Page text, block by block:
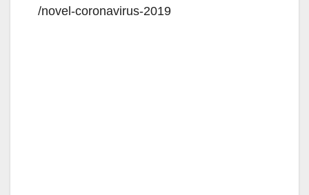
/novel-coronavirus-2019